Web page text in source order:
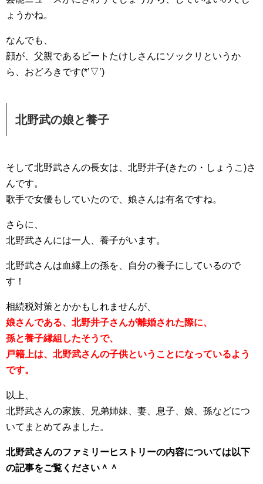
ょうかね。
なんでも、
顔が、父親であるビートたけしさんにソックリというか
ら、おどろきです(*’▽’)
北野武の娘と養子
そして北野武さんの長女は、北野井子(きたの・しょうこ)さ
んです。
歌手で女優もしていたので、娘さんは有名ですね。
さらに、
北野武さんには一人、養子がいます。
北野武さんは血縁上の孫を、自分の養子にしているので
す！
相続税対策とかかもしれませんが、
娘さんである、北野井子さんが離婚された際に、
孫と養子縁組したそうで、
戸籍上は、北野武さんの子供ということになっているよう
です。
以上、
北野武さんの家族、兄弟姉妹、妻、息子、娘、孫などにつ
いてまとめてみました。
北野武さんのファミリーヒストリーの内容については以下
の記事をご覧ください＾＾